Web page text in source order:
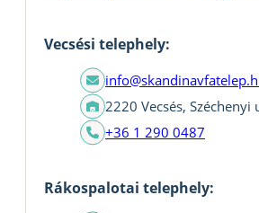
Vecsési telephely:
2220 Vecsés, Széchenyi
+36 1 290 0487
Rákospalotai telephely: